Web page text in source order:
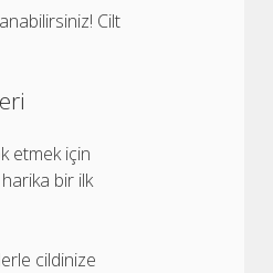
Cilt
etmek için
bir ilk
cildinize